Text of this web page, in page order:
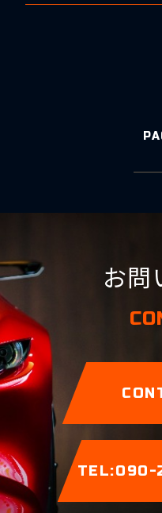
お問
TEL:090-